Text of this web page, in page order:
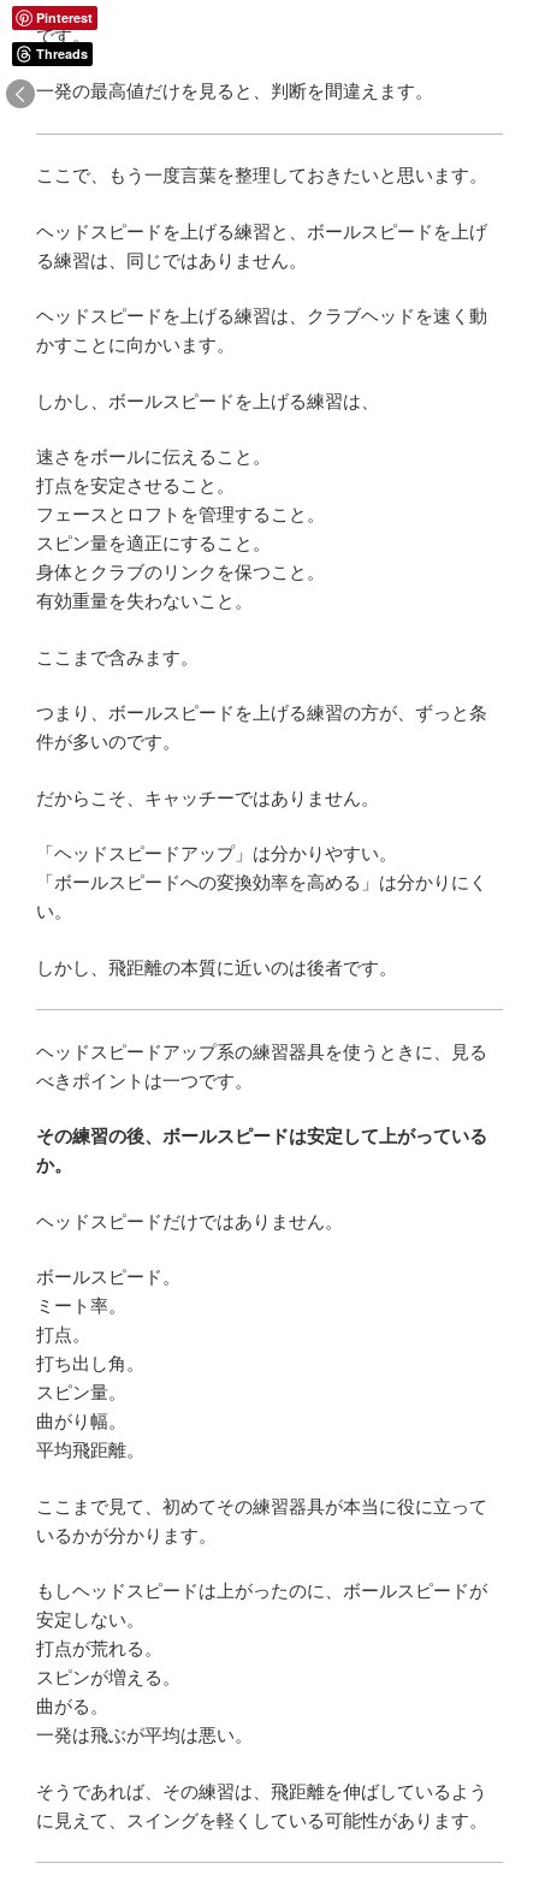
です。
一発の最高値だけを見ると、判断を間違えます。
ここで、もう一度言葉を整理しておきたいと思います。
ヘッドスピードを上げる練習と、ボールスピードを上げ
る練習は、同じではありません。
ヘッドスピードを上げる練習は、クラブヘッドを速く動
かすことに向かいます。
しかし、ボールスピードを上げる練習は、
速さをボールに伝えること。
打点を安定させること。
フェースとロフトを管理すること。
スピン量を適正にすること。
身体とクラブのリンクを保つこと。
有効重量を失わないこと。
ここまで含みます。
つまり、ボールスピードを上げる練習の方が、ずっと条
件が多いのです。
だからこそ、キャッチーではありません。
「ヘッドスピードアップ」は分かりやすい。
「ボールスピードへの変換効率を高める」は分かりにく
い。
しかし、飛距離の本質に近いのは後者です。
ヘッドスピードアップ系の練習器具を使うときに、見る
べきポイントは一つです。
その練習の後、ボールスピードは安定して上がっている
か。
ヘッドスピードだけではありません。
ボールスピード。
ミート率。
打点。
打ち出し角。
スピン量。
曲がり幅。
平均飛距離。
ここまで見て、初めてその練習器具が本当に役に立って
いるかが分かります。
もしヘッドスピードは上がったのに、ボールスピードが
安定しない。
打点が荒れる。
スピンが増える。
曲がる。
一発は飛ぶが平均は悪い。
そうであれば、その練習は、飛距離を伸ばしているよう
に見えて、スイングを軽くしている可能性があります。
Pinterest
Threads